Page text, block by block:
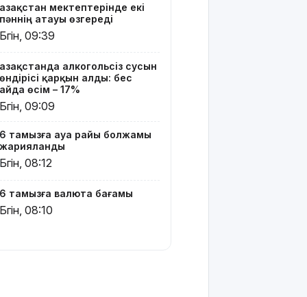
тегін
пайдалана
алады –
партиясының
кандидаты
Димаш
жаңа
әлемдік
жобасын
Қазақстандық
жүзушілер
Қазақстан мектептерінде екі
пәннің атауы өзгереді
Бүгін, 09:39
Қазақстанда алкогольсіз сусын
өндірісі қарқын алды: бес
айда өсім – 17%
Бүгін, 09:09
6 тамызға ауа райы болжамы
жарияланды
Бүгін, 08:12
6 тамызға валюта бағамы
Бүгін, 08:10